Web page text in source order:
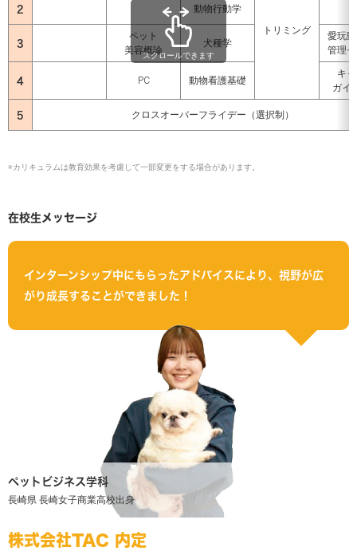
トリミング
2 動物行動学
3
ペット
美容概論
犬種学
愛玩
管理
4 PC 動物看護基礎
キ
ガイ
5 クロスオーバーフライデー（選択制）
スクロールできます
※カリキュラムは教育効果を考慮して一部変更をする場合があります。
在校生メッセージ
インターンシップ中にもらったアドバイスにより、視野が広
がり成長することができました！
ペットビジネス学科
長崎県 長崎女子商業高校出身
株式会社TAC 内定